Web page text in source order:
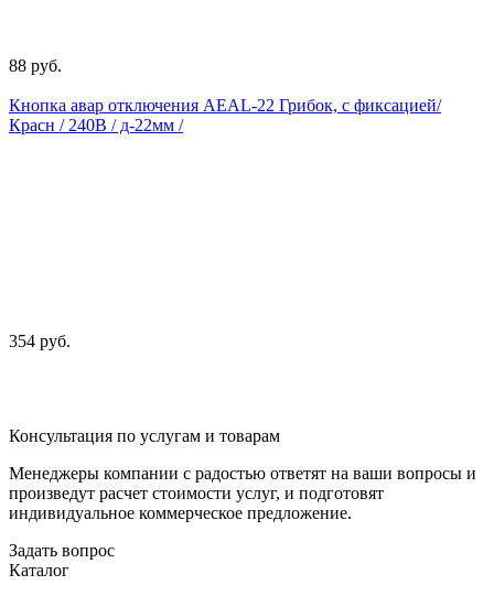
88 руб.
Кнопка авар отключения AEAL-22 Грибок, с фиксацией/
Красн / 240В / д-22мм /
354 руб.
Консультация по услугам и товарам
Менеджеры компании с радостью ответят на ваши вопросы и
произведут расчет стоимости услуг, и подготовят
индивидуальное коммерческое предложение.
Задать вопрос
Каталог